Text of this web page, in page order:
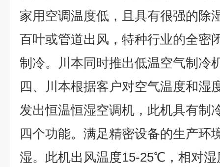
家用空调温度低，且具有很强的除
百叶或管道出风，特种行业的全密
制冷。川本同时推出低温空气制冷
四、川本根据客户对空气温度和湿
发出恒温恒湿空调机，此机具有制
四个功能。满足精密设备的生产环
湿。此机出风温度15-25℃，相对